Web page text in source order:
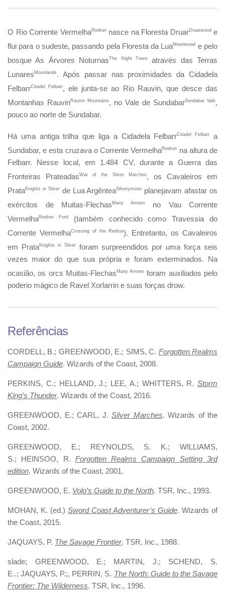
O Rio Corrente VermelhaRedrunnasce na Floresta DruarDruarwoode
flui para o sudeste, passando pela Floresta da LuaMoonwood e pelo
bosque As Árvores NoturnasThe Night Trees
através das Terras
Lunares Moonlands . Após passar nas proximidades da Cidadela
FelbarrCitadel Felbarr, ele junta-se ao Rio Rauvin, que desce das
Montanhas RauvinRauvin Mountains , no Vale de SundabarSundabar Vale,
pouco ao norte de Sundabar.
Há uma antiga trilha que liga a Cidadela FelbarrCitadel Felbarr
a
Sundabar, e esta cruzava o Corrente VermelhaRedrun na altura de
Felbarr. Nesse local, em 1.484 CV, durante a Guerra das
Fronteiras PrateadasWar of the Silver Marches , os Cavaleiros em
PrataKnights in Silverde Lua ArgênteaSilverymoon planejavam afastar os
exércitos de Muitas-Flechas Many Arrows
no Vau Corrente
VermelhaRedrun Ford(também conhecido como Travessia do
Corrente VermelhaCrossing of the Redrun). Entretanto, os Cavaleiros
em PrataKnights in Silverforam surpreendidos por uma força seis
vezes maior do que sua própria e foram exterminados. Na
ocasião, os orcs Muitas-Flechas Many Arrows foram auxiliados pelo
poderio mágico de Ravel Xorlarrin e suas forças drow.
Referências
CORDELL, B.; GREENWOOD, E.; SIMS, C. Forgotten Realms
Campaign Guide. Wizards of the Coast, 2008.
PERKINS, C.; HELLAND, J.; LEE, A.; WHITTERS, R. Storm
King’s Thunder. Wizards of the Coast, 2016.
GREENWOOD, E.; CARL, J. Silver Marches. Wizards of the
Coast, 2002.
GREENWOOD, E.; REYNOLDS, S. K.; WILLIAMS,
S.; HEINSOO, R. Forgotten Realms Campaign Setting 3rd
edition. Wizards of the Coast, 2001.
GREENWOOD, E. Volo’s Guide to the North. TSR, Inc., 1993.
MOHAN, K. (ed.) Sword Coast Adventurer’s Guide. Wizards of
the Coast, 2015.
JAQUAYS, P. The Savage Frontier. TSR, Inc., 1988.
slade; GREENWOOD, E.; MARTIN, J.; SCHEND, S.
E..; JAQUAYS, P.;, PERRIN, S. The North: Guide to the Savage
Frontier: The Wilderness. TSR, Inc., 1996.